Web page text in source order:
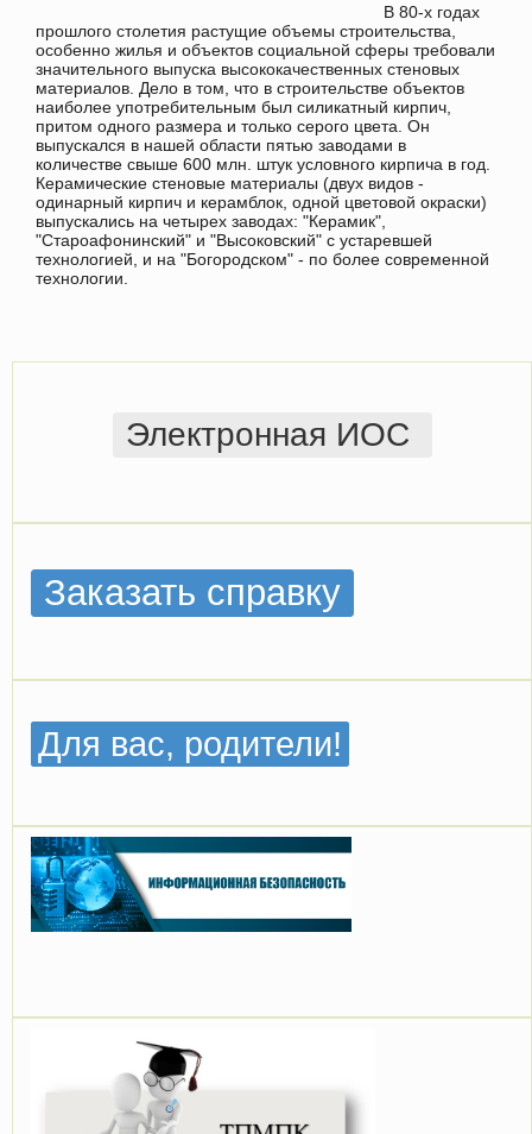
В 80-х годах
прошлого столетия растущие объемы строительства,
особенно жилья и объектов социальной сферы требовали
значительного выпуска высококачественных стеновых
материалов. Дело в том, что в строительстве объектов
наиболее употребительным был силикатный кирпич,
притом одного размера и только серого цвета. Он
выпускался в нашей области пятью заводами в
количестве свыше 600 млн. штук условного кирпича в год.
Керамические стеновые материалы (двух видов -
одинарный кирпич и керамблок, одной цветовой окраски)
выпускались на четырех заводах: "Керамик",
"Староафонинский" и "Высоковский" с устаревшей
технологией, и на "Богородском" - по более современной
технологии.
Электронная ИОС
Заказать справку
Для вас, родители!